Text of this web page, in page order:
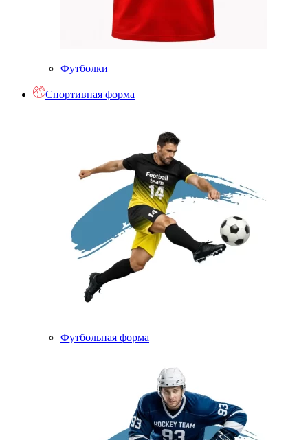
Футболки
Спортивная форма
Футбольная форма